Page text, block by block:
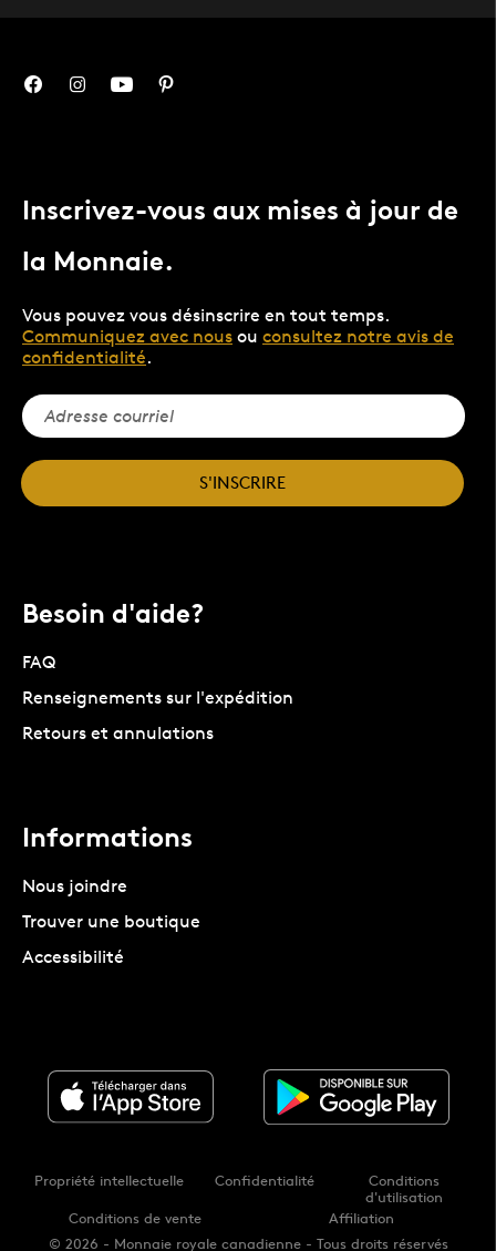
Inscrivez-vous aux mises à jour de
la Monnaie.
Vous pouvez vous désinscrire en tout temps.
Communiquez avec nous ou consultez notre avis de
confidentialité.
S'INSCRIRE
Besoin d'aide?
FAQ
Renseignements sur l'expédition
Retours et annulations
Informations
Nous joindre
Trouver une boutique
Accessibilité
© 2026 - Monnaie royale canadienne - Tous droits réservés
Propriété intellectuelle Confidentialité
Conditions
d'utilisation
Conditions de vente
Affiliation